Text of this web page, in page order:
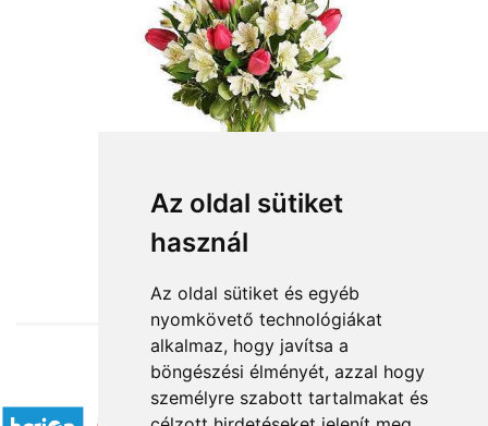
Az oldal sütiket
használ
Az oldal sütiket és egyéb
nyomkövető technológiákat
alkalmaz, hogy javítsa a
böngészési élményét, azzal hogy
személyre szabott tartalmakat és
from HUF30,000
Accepted payment methods